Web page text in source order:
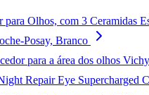
para Olhos, com 3 Ceramidas
Posay, Branco
para a área dos olhos
Repair Eye Supercharged